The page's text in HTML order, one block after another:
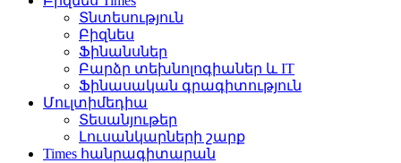
Տնտեսություն
Բիզնես
Ֆինանսներ
Բարձր տեխնոլոգիաներ և IT
Ֆինասական գրագիտություն
Մուլտիմեդիա
Տեսանյութեր
Լուսանկարների շարք
Times հանրագիտարան